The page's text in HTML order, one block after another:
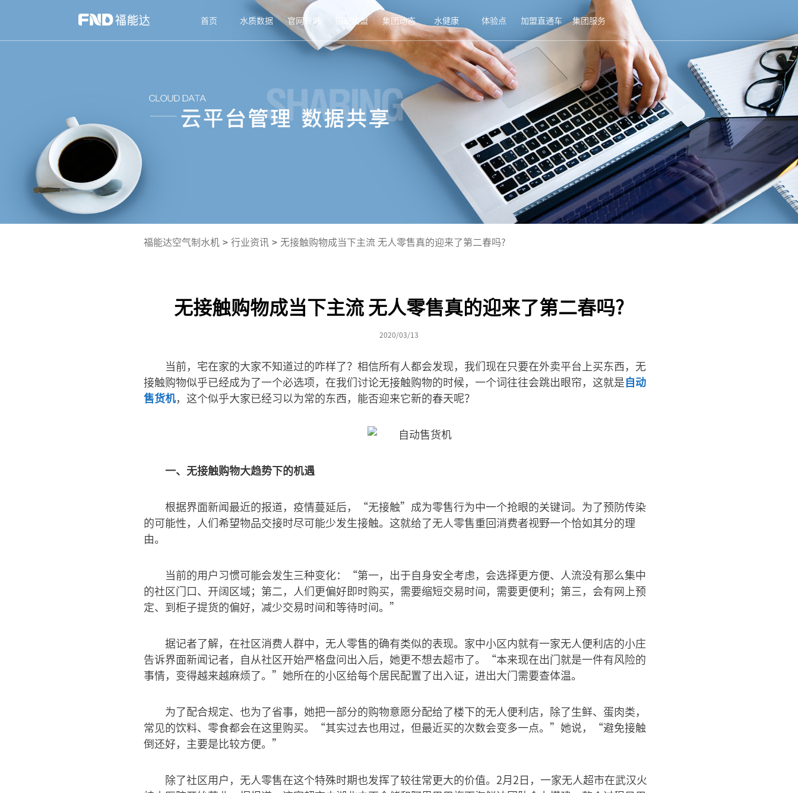
首页 水质数据 官网商城 招商加盟 集团动态 水健康 体验点 加盟直通车 集团服务
福能达空气制水机 > 行业资讯 > 无接触购物成当下主流 无人零售真的迎来了第二春吗?
无接触购物成当下主流 无人零售真的迎来了第二春吗?
2020/03/13
当前，宅在家的大家不知道过的咋样了？相信所有人都会发现，我们现在只要在外卖平台上买东西，无
接触购物似乎已经成为了一个必选项，在我们讨论无接触购物的时候，一个词往往会跳出眼帘，这就是自动
售货机，这个似乎大家已经习以为常的东西，能否迎来它新的春天呢？
一、无接触购物大趋势下的机遇
根据界面新闻最近的报道，疫情蔓延后，“无接触”成为零售行为中一个抢眼的关键词。为了预防传染
的可能性，人们希望物品交接时尽可能少发生接触。这就给了无人零售重回消费者视野一个恰如其分的理
由。
当前的用户习惯可能会发生三种变化：“第一，出于自身安全考虑，会选择更方便、人流没有那么集中
的社区门口、开阔区域；第二，人们更偏好即时购买，需要缩短交易时间，需要更便利；第三，会有网上预
定、到柜子提货的偏好，减少交易时间和等待时间。”
据记者了解，在社区消费人群中，无人零售的确有类似的表现。家中小区内就有一家无人便利店的小庄
告诉界面新闻记者，自从社区开始严格盘问出入后，她更不想去超市了。“本来现在出门就是一件有风险的
事情，变得越来越麻烦了。”她所在的小区给每个居民配置了出入证，进出大门需要查体温。
为了配合规定、也为了省事，她把一部分的购物意愿分配给了楼下的无人便利店，除了生鲜、蛋肉类，
常见的饮料、零食都会在这里购买。“其实过去也用过，但最近买的次数会变多一点。”她说，“避免接触
倒还好，主要是比较方便。”
除了社区用户，无人零售在这个特殊时期也发挥了较往常更大的价值。2月2日，一家无人超市在武汉火